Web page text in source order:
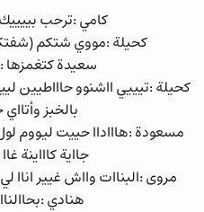
كامي :ترحب
كحيلة :مووي شتكم
سعيدة كتغمزها
كحيلة :تيييي ااشنوو حاااطيين
بالخبز
مسعودة :هاااداا حييت ليووم
جااية كاااينة
مروى :البناات وااش غيير
هنادي